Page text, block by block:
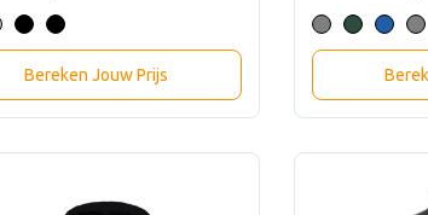
Bereken Jouw Prijs